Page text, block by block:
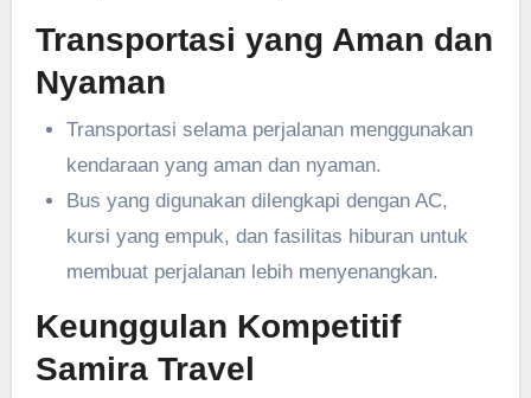
Transportasi yang Aman dan
Nyaman
Transportasi selama perjalanan menggunakan
kendaraan yang aman dan nyaman.
Bus yang digunakan dilengkapi dengan AC,
kursi yang empuk, dan fasilitas hiburan untuk
membuat perjalanan lebih menyenangkan.
Keunggulan Kompetitif
Samira Travel